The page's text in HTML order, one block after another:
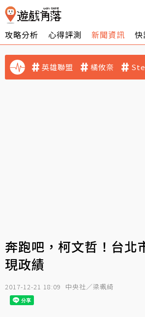
攻略分析 心得評測 新聞資訊 快
英雄聯盟 橘攸奈
奔跑吧，柯文哲！台北
現政績
2017-12-21 18:09 中央社／梁珮綺